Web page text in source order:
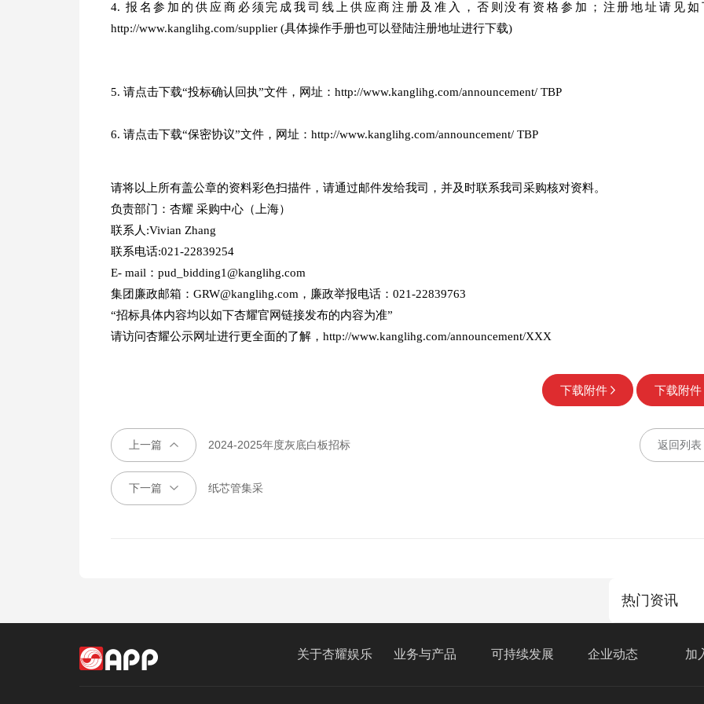
4. 报名参加的供应商必须完成我司线上供应商注册及准入，否则没有资格参加；注册地址请见如
http://www.kanglihg.com/supplier (具体操作手册也可以登陆注册地址进行下载)
5. 请点击下载“投标确认回执”文件，网址：http://www.kanglihg.com/announcement/ TBP
6. 请点击下载“保密协议”文件，网址：http://www.kanglihg.com/announcement/ TBP
请将以上所有盖公章的资料彩色扫描件，请通过邮件发给我司，并及时联系我司采购核对资料。
负责部门：杏耀 采购中心（上海）
联系人:Vivian Zhang
联系电话:021-22839254
E- mail：pud_bidding1@kanglihg.com
集团廉政邮箱：GRW@kanglihg.com，廉政举报电话：021-22839763
“招标具体内容均以如下杏耀官网链接发布的内容为准”
请访问杏耀公示网址进行更全面的了解，http://www.kanglihg.com/announcement/XXX
下载附件 下载附件
上一篇 2024-2025年度灰底白板招标
下一篇 纸芯管集采
返回列表
热门资讯
关于杏耀娱乐 业务与产品 可持续发展 企业动态 加